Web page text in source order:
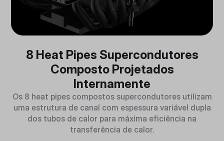
8 Heat Pipes Supercondutores
Composto Projetados
Internamente
Os 8 heat pipes compostos supercondutores utilizam
uma estrutura de canal com espessura variável dupla
dos tubos de calor para máxima eficiência na
transferência de calor.